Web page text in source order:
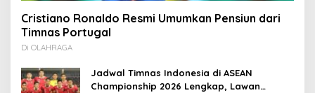
Cristiano Ronaldo Resmi Umumkan Pensiun dari
Timnas Portugal
Di OLAHRAGA
Jadwal Timnas Indonesia di ASEAN
Championship 2026 Lengkap, Lawan